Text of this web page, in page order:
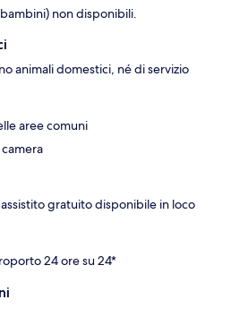
non disponibili.
animali domestici, né di servizio
aree comuni
gratuito disponibile in loco
24 ore su 24*